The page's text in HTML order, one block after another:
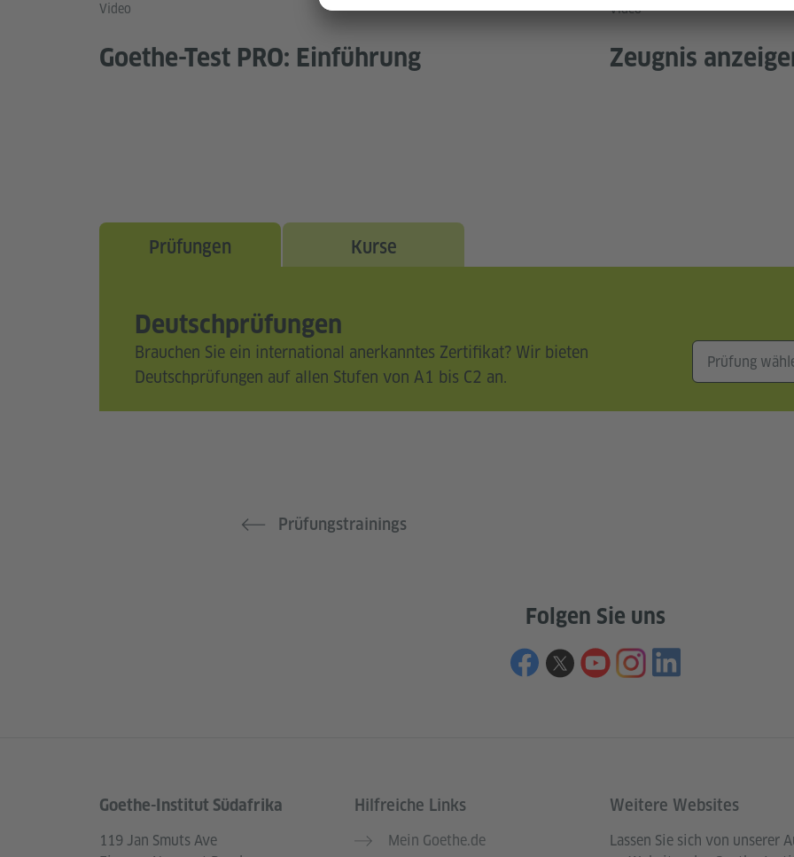
Video
Goethe-Test PRO: Einführung
Video
Zeugnis
Prüfungen Kurse
Deutschprüfungen
Brauchen Sie ein international anerkanntes Zertifikat? Wir bieten
Deutschprüfungen auf allen Stufen von A1 bis C2 an.
Prüfungstrainings
Folgen Sie uns
Service- und Informationsbereich
Goethe-Institut Südafrika
119 Jan Smuts Ave
Hilfreiche Links
Mein Goethe.de
Weitere Websites
Lassen Sie sich von unserer